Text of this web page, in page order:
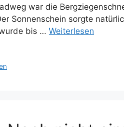
war die
Sonnenschein sorgte
bis … Weiterlesen